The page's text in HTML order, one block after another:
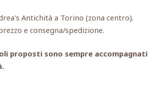
Antichità a Torino (zona centro).
e consegna/spedizione.
proposti sono sempre accompagnati